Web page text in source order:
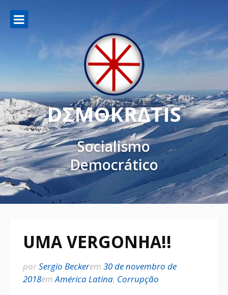
DΣMΘKRΔTIS
Socialismo
Democrático
UMA VERGONHA!!
porSergio Beckerem 30 de novembro de
2018emAmérica Latina, Corrupção